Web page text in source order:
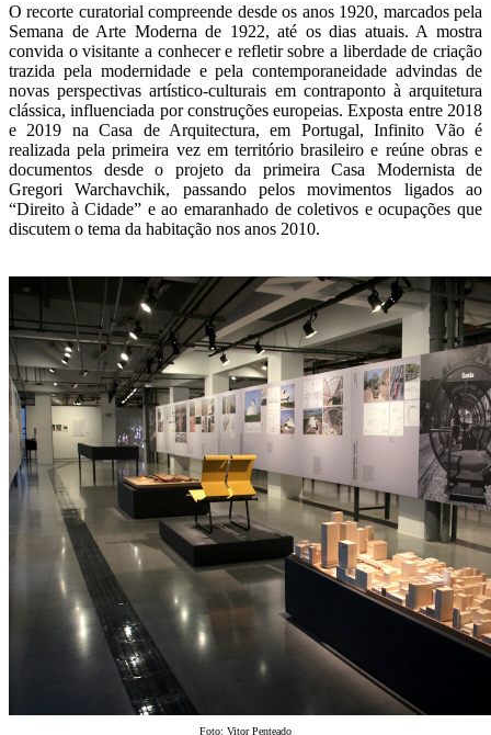
O recorte curatorial compreende desde os anos 1920, marcados pela
Semana de Arte Moderna de 1922, até os dias atuais. A mostra
convida o visitante a conhecer e refletir sobre a liberdade de criação
trazida pela modernidade e pela contemporaneidade advindas de
novas perspectivas artístico-culturais em contraponto à arquitetura
clássica, influenciada por construções europeias. Exposta entre 2018
e 2019 na Casa de Arquitectura, em Portugal, Infinito Vão é
realizada pela primeira vez em território brasileiro e reúne obras e
documentos desde o projeto da primeira Casa Modernista de
Gregori Warchavchik, passando pelos movimentos ligados ao
“Direito à Cidade” e ao emaranhado de coletivos e ocupações que
discutem o tema da habitação nos anos 2010.
Foto: Vitor Penteado